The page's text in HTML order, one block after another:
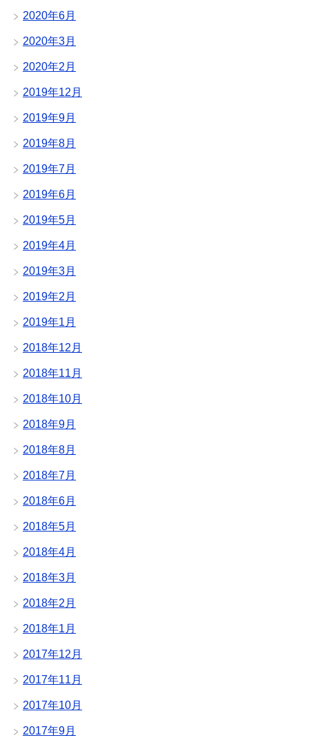
2020年6月
2020年3月
2020年2月
2019年12月
2019年9月
2019年8月
2019年7月
2019年6月
2019年5月
2019年4月
2019年3月
2019年2月
2019年1月
2018年12月
2018年11月
2018年10月
2018年9月
2018年8月
2018年7月
2018年6月
2018年5月
2018年4月
2018年3月
2018年2月
2018年1月
2017年12月
2017年11月
2017年10月
2017年9月